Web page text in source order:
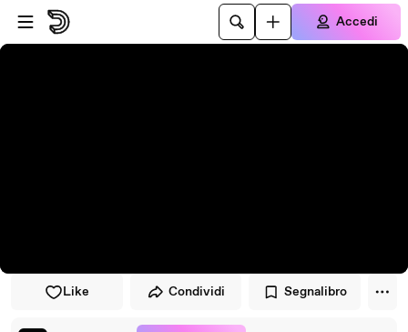
Vai al lettore
Passa al contenuto principale
Accedi
Like Condividi Segnalibro